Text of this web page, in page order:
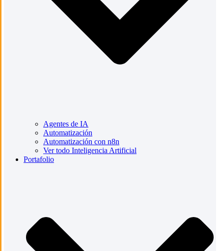
Agentes de IA
Automatización
Automatización con n8n
Ver todo Inteligencia Artificial
Portafolio